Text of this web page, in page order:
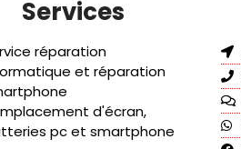
Services
réparation
et réparation
d'écran,
pc et smartphone